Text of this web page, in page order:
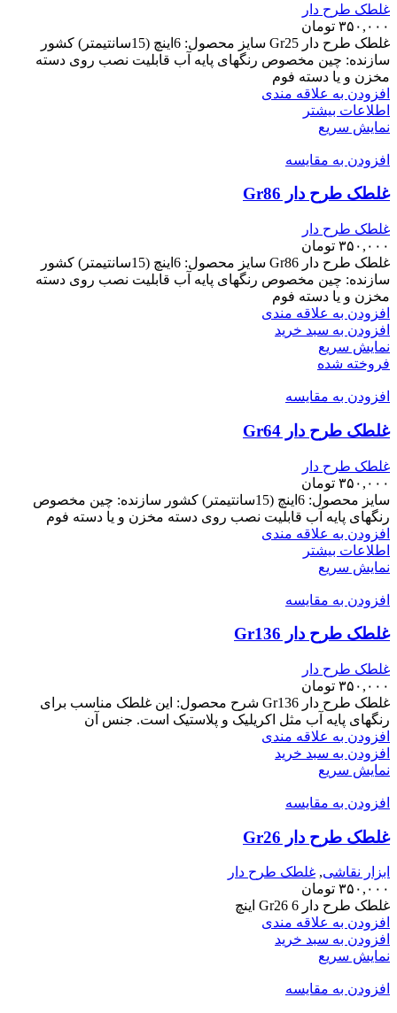
غلطک طرح دار
۳۵۰,۰۰۰ تومان
غلطک طرح دار Gr25 سایز محصول: 6اینچ (15سانتیمتر) کشور
سازنده: چین مخصوص رنگهای پایه آب قابلیت نصب روی دسته
مخزن و یا دسته فوم
افزودن به علاقه مندی
اطلاعات بیشتر
نمایش سریع
افزودن به مقایسه
غلطک طرح دار Gr86
غلطک طرح دار
۳۵۰,۰۰۰ تومان
غلطک طرح دار Gr86 سایز محصول: 6اینچ (15سانتیمتر) کشور
سازنده: چین مخصوص رنگهای پایه آب قابلیت نصب روی دسته
مخزن و یا دسته فوم
افزودن به علاقه مندی
افزودن به سبد خرید
نمایش سریع
فروخته شده
افزودن به مقایسه
غلطک طرح دار Gr64
غلطک طرح دار
۳۵۰,۰۰۰ تومان
سایز محصول: 6اینچ (15سانتیمتر) کشور سازنده: چین مخصوص
رنگهای پایه آب قابلیت نصب روی دسته مخزن و یا دسته فوم
افزودن به علاقه مندی
اطلاعات بیشتر
نمایش سریع
افزودن به مقایسه
غلطک طرح دار Gr136
غلطک طرح دار
۳۵۰,۰۰۰ تومان
غلطک طرح دار Gr136 شرح محصول: این غلطک مناسب برای
رنگهای پایه آب مثل اکریلیک و پلاستیک است. جنس آن
افزودن به علاقه مندی
افزودن به سبد خرید
نمایش سریع
افزودن به مقایسه
غلطک طرح دار Gr26
ابزار نقاشی, غلطک طرح دار
۳۵۰,۰۰۰ تومان
غلطک طرح دار Gr26 6 اینچ
افزودن به علاقه مندی
افزودن به سبد خرید
نمایش سریع
افزودن به مقایسه